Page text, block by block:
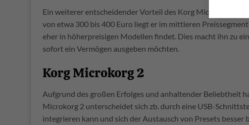
Ein weiterer entscheidender Vorteil des Korg Microkorg ist
von etwa 300 bis 400 Euro liegt er im mittleren
eher in höherpreisigen Modellen findet. Dies macht ihn zu
sofort ein Vermögen ausgeben möchten.
Korg Microkorg 2
Aufgrund des großen Erfolges und anhaltender Beliebtheit
Microkorg 2 unterscheidet sich zb. durch eine USB-
integrieren kann und sich der Austausch von Presets